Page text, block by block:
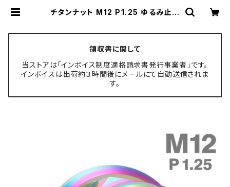
チタンナット M12 P1.25 ゆるみ止め
ER ボルト専門店
領収書に関して
当ストアは「インボイス制度適格請求書発行事業者」です。
インボイスは出荷約３時間後にメールにて自動送信されま
す。